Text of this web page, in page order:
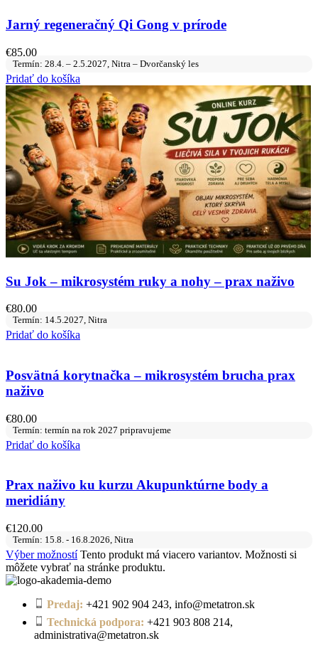
Jarný regeneračný Qi Gong v prírode
€85.00
Termín: 28.4. – 2.5.2027, Nitra – Dvorčanský les
Pridať do košíka
Su Jok – mikrosystém ruky a nohy – prax naživo
€80.00
Termín: 14.5.2027, Nitra
Pridať do košíka
Posvätná korytnačka – mikrosystém brucha prax
naživo
€80.00
Termín: termín na rok 2027 pripravujeme
Pridať do košíka
Prax naživo ku kurzu Akupunktúrne body a
meridiány
€120.00
Termín: 15.8. - 16.8.2026, Nitra
Výber možnostíTento produkt má viacero variantov. Možnosti si
môžete vybrať na stránke produktu.
Predaj: +421 902 904 243, info@metatron.sk
Technická podpora: +421 903 808 214,
administrativa@metatron.sk